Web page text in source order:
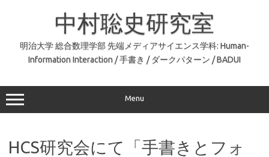
中村聡史研究室
明治大学 総合数理学部 先端メディアサイエンス学科: Human-
Information Interaction / 手書き / ダークパターン / BADUI
Menu
HCS研究会にて「手書きとフォ